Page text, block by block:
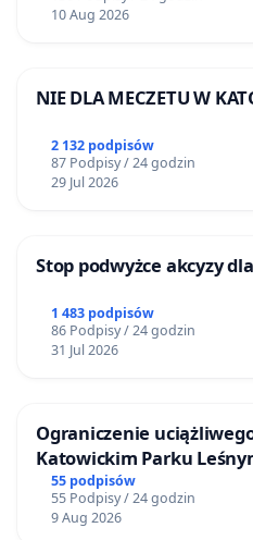
DISABILITIES
UKRYTE
10 Aug 2026
NIE DLA MECZETU W
2 132 podpisów
87 Podpisy / 24 godzin
29 Jul 2026
Stop podwyżce akcyzy
1 483 podpisów
86 Podpisy / 24 godzin
31 Jul 2026
Ograniczenie
Katowickim Parku
Stawów i na Lotnisku
55 podpisów
55 Podpisy / 24 godzin
9 Aug 2026